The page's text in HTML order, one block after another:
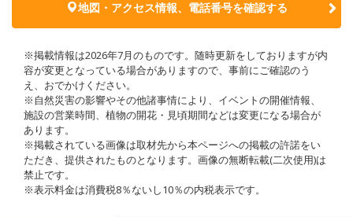
地図・アクセス情報、電話番号を確認する
※掲載情報は2026年7月のものです。随時更新をしておりますが内
容が変更となっている場合がありますので、事前にご確認のう
え、おでかけください。
※自然災害の影響やその他諸事情により、イベントの開催情報、
施設の営業時間、植物の開花・見頃期間などは変更になる場合が
あります。
※掲載されている画像は取材先から本ページへの掲載の許諾をい
ただき、提供されたものとなります。画像の無断転載(二次使用)は
禁止です。
※表示料金は消費税8％ないし10％の内税表示です。